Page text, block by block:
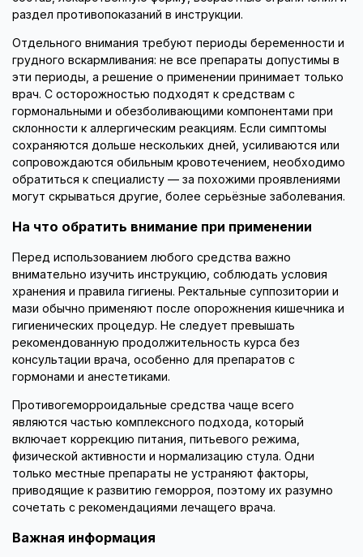
раздел противопоказаний в инструкции.
Отдельного внимания требуют периоды беременности и
грудного вскармливания: не все препараты допустимы в
эти периоды, а решение о применении принимает только
врач. С осторожностью подходят к средствам с
гормональными и обезболивающими компонентами при
склонности к аллергическим реакциям. Если симптомы
сохраняются дольше нескольких дней, усиливаются или
сопровождаются обильным кровотечением, необходимо
обратиться к специалисту — за похожими проявлениями
могут скрываться другие, более серьёзные заболевания.
На что обратить внимание при применении
Перед использованием любого средства важно
внимательно изучить инструкцию, соблюдать условия
хранения и правила гигиены. Ректальные суппозитории и
мази обычно применяют после опорожнения кишечника и
гигиенических процедур. Не следует превышать
рекомендованную продолжительность курса без
консультации врача, особенно для препаратов с
гормонами и анестетиками.
Противогеморроидальные средства чаще всего
являются частью комплексного подхода, который
включает коррекцию питания, питьевого режима,
физической активности и нормализацию стула. Одни
только местные препараты не устраняют факторы,
приводящие к развитию геморроя, поэтому их разумно
сочетать с рекомендациями лечащего врача.
Важная информация